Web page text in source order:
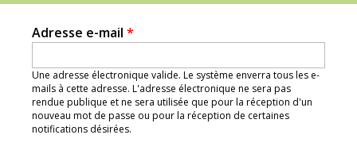
Adresse e-mail *
Une adresse électronique valide. Le système enverra tous les e-
mails à cette adresse. L'adresse électronique ne sera pas
rendue publique et ne sera utilisée que pour la réception d'un
nouveau mot de passe ou pour la réception de certaines
notifications désirées.